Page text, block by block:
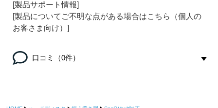
[製品サポート情報]
[製品についてご不明な点がある場合はこちら（個人の
お客さま向け）]
口コミ（0件）